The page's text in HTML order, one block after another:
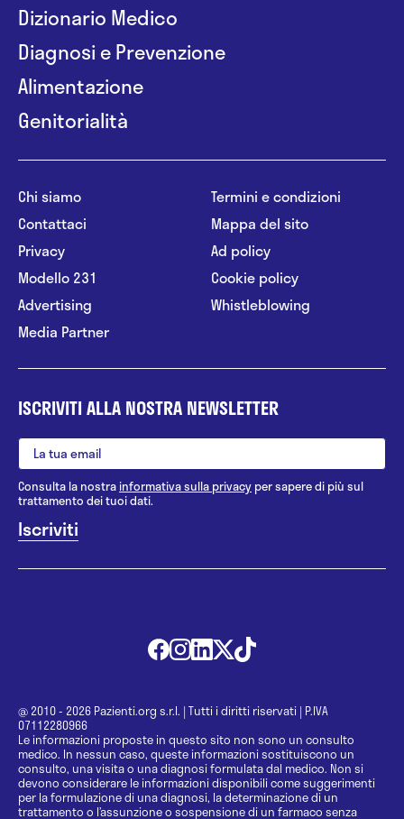
Dizionario Medico
Diagnosi e Prevenzione
Alimentazione
Genitorialità
Chi siamo
Contattaci
Privacy
Modello 231
Advertising
Media Partner
Termini e condizioni
Mappa del sito
Ad policy
Cookie policy
Whistleblowing
ISCRIVITI ALLA NOSTRA NEWSLETTER
Consulta la nostrainformativa sulla privacy per sapere di più sul
trattamento dei tuoi dati.
@ 2010 - 2026 Pazienti.org s.r.l. | Tutti i diritti riservati | P.IVA
07112280966
Le informazioni proposte in questo sito non sono un consulto
medico. In nessun caso, queste informazioni sostituiscono un
consulto, una visita o una diagnosi formulata dal medico. Non si
devono considerare le informazioni disponibili come suggerimenti
per la formulazione di una diagnosi, la determinazione di un
trattamento o l’assunzione o sospensione di un farmaco senza